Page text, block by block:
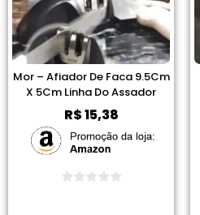
Mor – Afiador De Faca 9.5Cm
X 5Cm Linha Do Assador
R$15,38